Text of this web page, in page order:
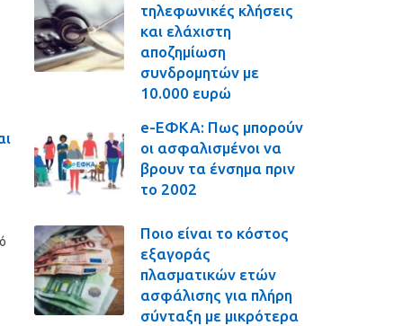
τηλεφωνικές κλήσεις
και ελάχιστη
αποζημίωση
συνδρομητών με
10.000 ευρώ
e-ΕΦΚΑ: Πως μπορούν
οι ασφαλισμένοι να
βρουν τα ένσημα πριν
το 2002
Ποιο είναι το κόστος
εξαγοράς
πλασματικών ετών
ασφάλισης για πλήρη
σύνταξη με μικρότερα